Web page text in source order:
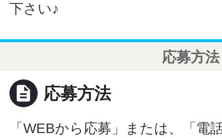
下さい♪
応募方法
description 応募方法
「WEBから応募」または、「電